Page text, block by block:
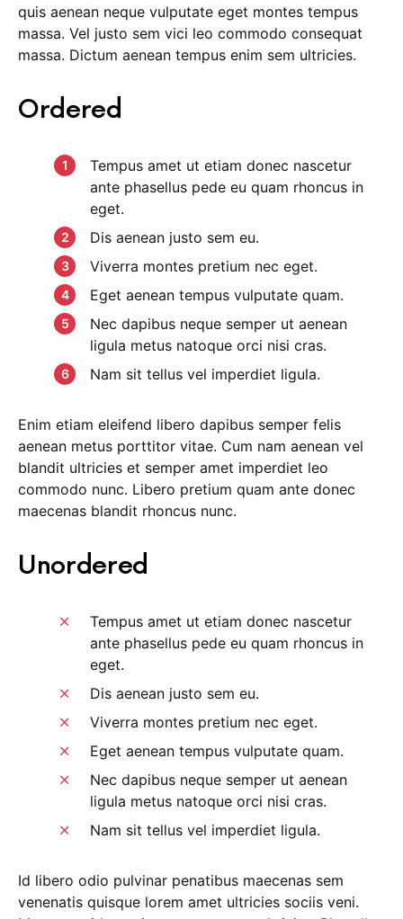
quis aenean neque vulputate eget montes tempus
massa. Vel justo sem vici leo commodo consequat
massa. Dictum aenean tempus enim sem ultricies.
Ordered
Tempus amet ut etiam donec nascetur
ante phasellus pede eu quam rhoncus in
eget.
Dis aenean justo sem eu.
Viverra montes pretium nec eget.
Eget aenean tempus vulputate quam.
Nec dapibus neque semper ut aenean
ligula metus natoque orci nisi cras.
Nam sit tellus vel imperdiet ligula.
Enim etiam eleifend libero dapibus semper felis
aenean metus porttitor vitae. Cum nam aenean vel
blandit ultricies et semper amet imperdiet leo
commodo nunc. Libero pretium quam ante donec
maecenas blandit rhoncus nunc.
Unordered
Tempus amet ut etiam donec nascetur
ante phasellus pede eu quam rhoncus in
eget.
Dis aenean justo sem eu.
Viverra montes pretium nec eget.
Eget aenean tempus vulputate quam.
Nec dapibus neque semper ut aenean
ligula metus natoque orci nisi cras.
Nam sit tellus vel imperdiet ligula.
Id libero odio pulvinar penatibus maecenas sem
venenatis quisque lorem amet ultricies sociis veni.